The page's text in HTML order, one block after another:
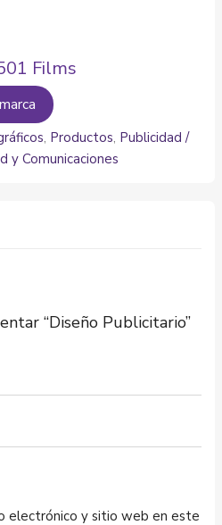
Films
, Productos, Publicidad /
y Comunicaciones
“Diseño Publicitario”
electrónico y sitio web en este